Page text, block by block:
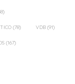
(78) VDB (91)
(167)